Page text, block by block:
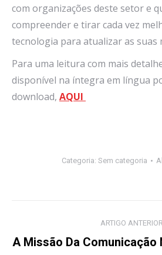
com organizações deste setor e
compreender e tirar cada vez
tecnologia para atualizar as suas
Para uma leitura com mais
disponível na íntegra em língua
download, AQUI
Categoria: Sem categoria
navigation
ARTIGO ANTERIOR
A Missão Da Comunicação